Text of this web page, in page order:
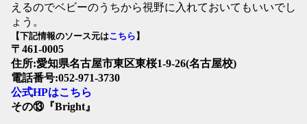
えるのでベビーのうちから視野に入れておいてもいいでし
ょう。
【下記情報のソース元はこちら 】
〒461-0005
住所:愛知県名古屋市東区東桜1-9-26(名古屋校)
電話番号:052-971-3730
公式HPはこちら
その⑬『Bright』